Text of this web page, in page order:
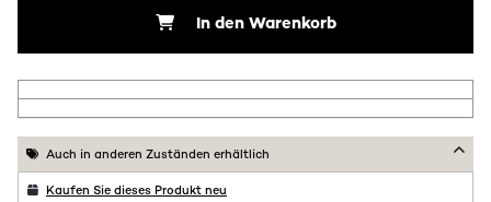
In den Warenkorb
Auch in anderen Zuständen erhältlich
Kaufen Sie dieses Produkt neu